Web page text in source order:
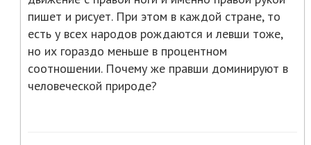
пишет и рисует. При этом в каждой стране, то
есть у всех народов рождаются и левши тоже,
но их гораздо меньше в процентном
соотношении. Почему же правши доминируют в
человеческой природе?